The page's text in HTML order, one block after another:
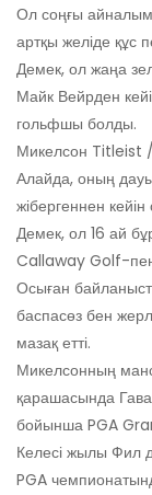
Ол соңғы
артқы желіде құс
Демек, ол жаңа
Майк Вейрден
гольфшы болды.
Микелсон Titleist
Алайда, оның
жібергеннен
Демек, ол 16 ай
Callaway Golf-пен
Осыған
баспасөз бен
мазақ етті.
Микелсонның
қарашасында
бойынша PGA
Келесі жылы Фил
PGA